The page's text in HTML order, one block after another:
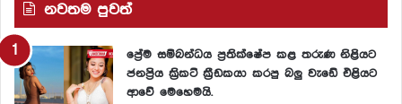
නවතම පුවත්
ප්‍රේම සම්බන්ධය ප්‍රතික්ෂේප කළ තරුණ නිළියට
ජනප්‍රිය ක්‍රිකට් ක්‍රීඩකයා කරපු බලු වැඩේ එළියට
ආවේ මෙහෙමයි.